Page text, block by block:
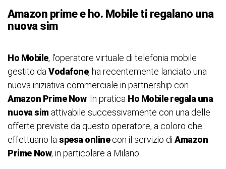
Amazon prime e ho. Mobile ti regalano una
nuova sim
Ho Mobile, l'operatore virtuale di telefonia mobile
gestito daVodafone, ha recentemente lanciato una
nuova iniziativa commerciale in partnership con
Amazon Prime Now. In pratica Ho Mobile regala una
nuova sim attivabile successivamente con una delle
offerte previste da questo operatore, a coloro che
effettuano laspesa onlinecon il servizio di Amazon
Prime Now, in particolare a Milano.